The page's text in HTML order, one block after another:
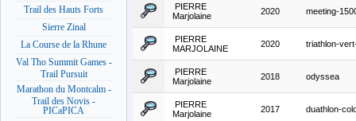
Trail des Hauts Forts
Sierre Zinal
La Course de la Rhune
Val Tho Summit Games -
Trail Pursuit
Marathon du Montcalm -
Trail des Novis -
PICaPICA
PIERRE
Marjolaine
2020 meeting-
PIERRE
MARJOLAINE
2020 triathlon-
PIERRE
Marjolaine
2018 odyssea
PIERRE
Marjolaine
2017 duathlon-